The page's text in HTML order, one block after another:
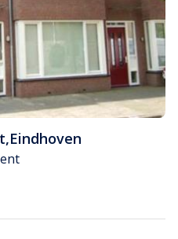
,Eindhoven